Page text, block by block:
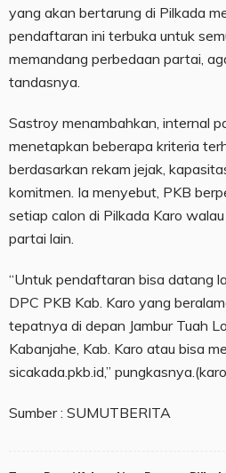
yang akan bertarung di Pilkada
pendaftaran ini terbuka untuk
memandang perbedaan partai,
tandasnya.
Sastroy menambahkan, internal
menetapkan beberapa kriteria
berdasarkan rekam jejak,
komitmen. Ia menyebut, PKB
setiap calon di Pilkada Karo
partai lain.
“Untuk pendaftaran bisa datang
DPC PKB Kab. Karo yang
tepatnya di depan Jambur Tuah
Kabanjahe, Kab. Karo atau bisa
sicakada.pkb.id,”
Sumber : SUMUTBERITA